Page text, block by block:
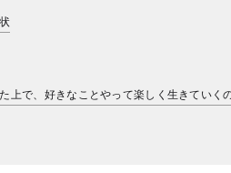
上で、好きなことやって楽しく生きていく